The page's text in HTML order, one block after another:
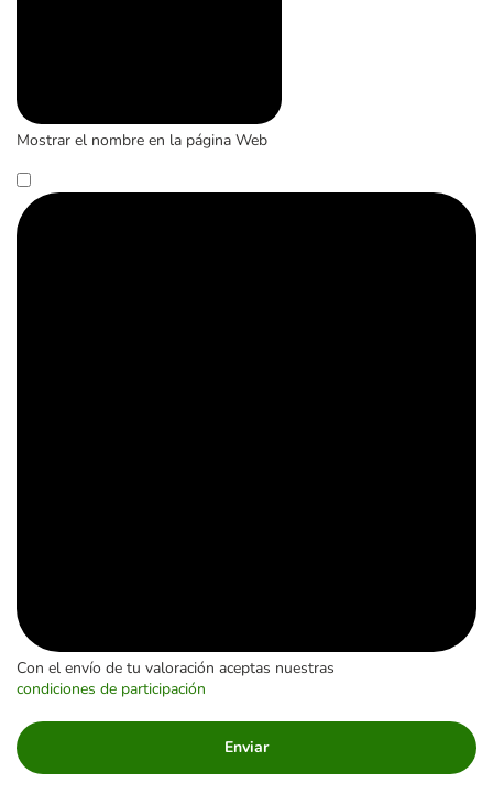
Mostrar el nombre en la página Web
Con el envío de tu valoración aceptas nuestras
condiciones de participación
Enviar